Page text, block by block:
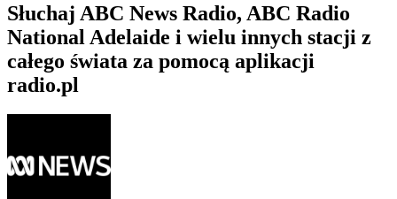
Słuchaj ABC News Radio, ABC Radio
National Adelaide i wielu innych stacji z
całego świata za pomocą aplikacji
radio.pl